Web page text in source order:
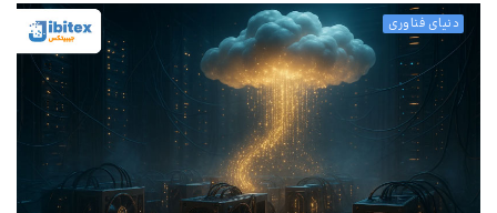
دنیای فناوری